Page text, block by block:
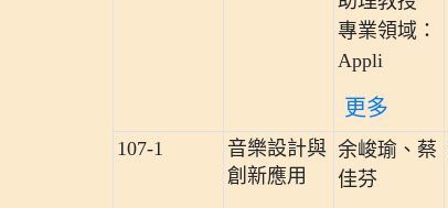
專業領域：
Appli
更多
107-1
音樂設計與
創新應用
余峻瑜、蔡
佳芬